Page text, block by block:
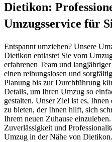
Dietikon:
Umzugsservice für
Entspannt umziehen? Unsere
Dietikon entlastet Sie vom
erfahrenen Team und
einen reibungslosen und
Planung bis zur Durchführung
Details, um Ihren Umzug so
gestalten. Unser Ziel ist es, Ihnen
zu bieten, der Ihnen hilft, sich
Ihrem neuen Zuhause
Zuverlässigkeit und
Umzug in der Nähe von Dietikon.